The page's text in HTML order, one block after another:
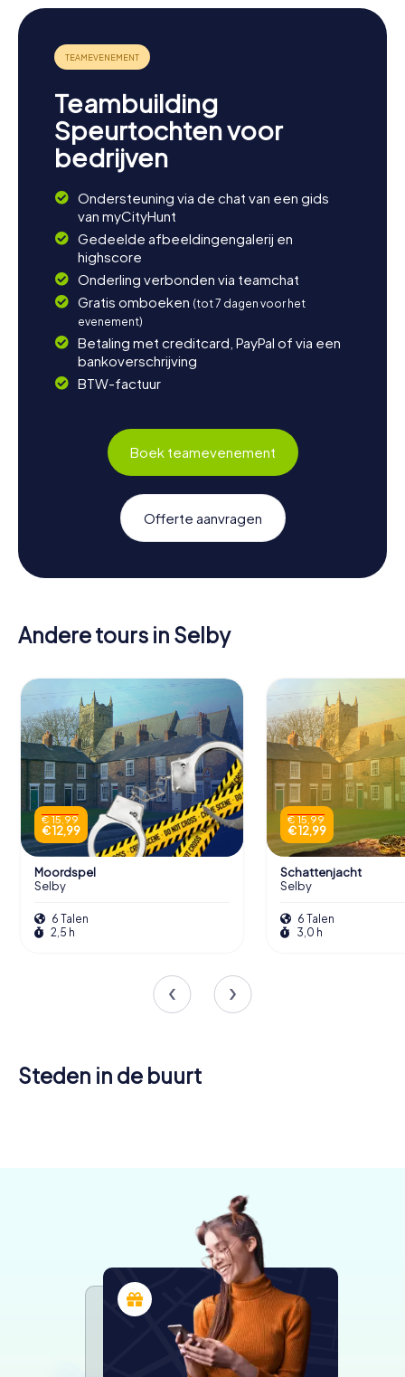
Teambuilding
Speurtochten voor
bedrijven
Ondersteuning via de chat van een gids
van myCityHunt
Gedeelde afbeeldingengalerij en
highscore
Onderling verbonden via teamchat
Gratis omboeken (tot 7 dagen voor het
evenement)
Betaling met creditcard, PayPal of via een
bankoverschrijving
BTW-factuur
Boek teamevenement
Offerte aanvragen
Andere tours in Selby
€ 15,99
€ 12,99
Moordspel
Selby
6 Talen
2,5 h
€ 15,99
€ 12,99
Schattenjacht
Selby
6 Talen
3,0 h
Steden in de buurt